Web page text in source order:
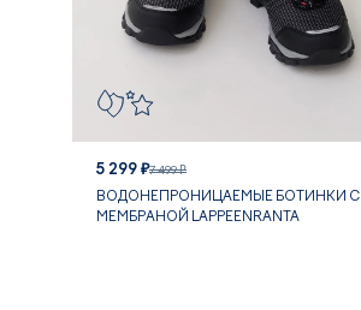
5 299 ₽7 499 ₽
ВОДОНЕПРОНИЦАЕМЫЕ БОТИНКИ С
МЕМБРАНОЙ LAPPEENRANTA